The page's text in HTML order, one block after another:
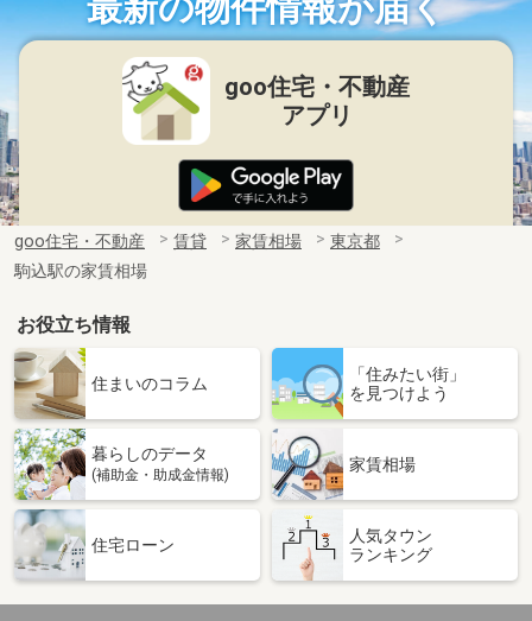
goo住宅・不動産
アプリ
goo住宅・不動産 賃貸 家賃相場
東京都
駒込駅の家賃相場
お役立ち情報
住まいのコラム
「住みたい街」
を見つけよう
暮らしのデータ
(補助金・助成金情報)
家賃相場
住宅ローン
人気タウン
ランキング